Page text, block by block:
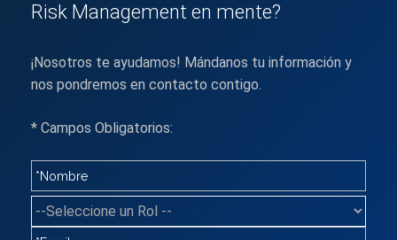
Risk Management en mente?
¡Nosotros te ayudamos! Mándanos tu información y
nos pondremos en contacto contigo.
* Campos Obligatorios: